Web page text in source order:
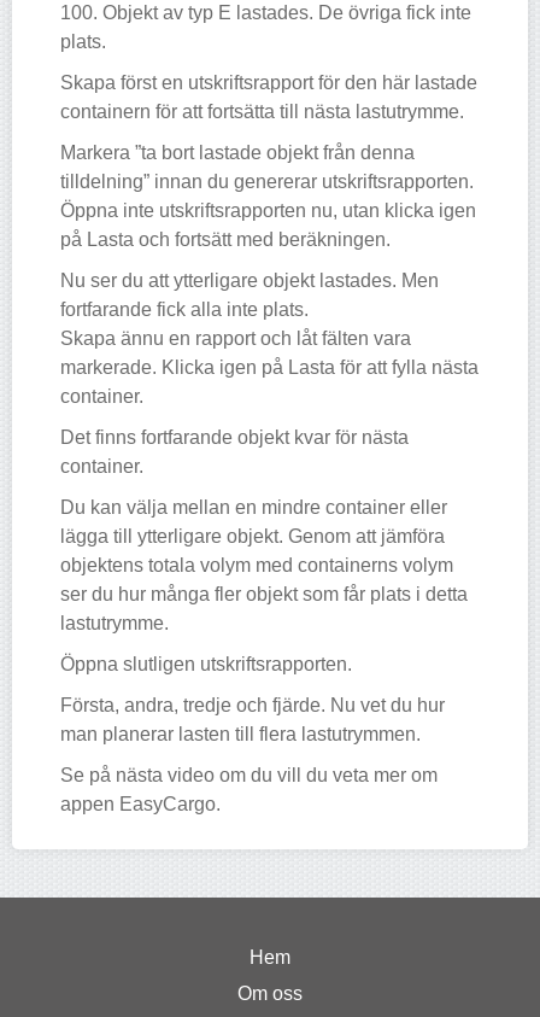
100. Objekt av typ E lastades. De övriga fick inte
plats.
Skapa först en utskriftsrapport för den här lastade
containern för att fortsätta till nästa lastutrymme.
Markera ”ta bort lastade objekt från denna
tilldelning” innan du genererar utskriftsrapporten.
Öppna inte utskriftsrapporten nu, utan klicka igen
på Lasta och fortsätt med beräkningen.
Nu ser du att ytterligare objekt lastades. Men
fortfarande fick alla inte plats.
Skapa ännu en rapport och låt fälten vara
markerade. Klicka igen på Lasta för att fylla nästa
container.
Det finns fortfarande objekt kvar för nästa
container.
Du kan välja mellan en mindre container eller
lägga till ytterligare objekt. Genom att jämföra
objektens totala volym med containerns volym
ser du hur många fler objekt som får plats i detta
lastutrymme.
Öppna slutligen utskriftsrapporten.
Första, andra, tredje och fjärde. Nu vet du hur
man planerar lasten till flera lastutrymmen.
Se på nästa video om du vill du veta mer om
appen EasyCargo.
Hem
Om oss